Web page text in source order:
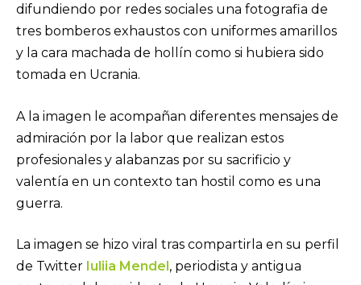
difundiendo por redes sociales una fotografia de
tres bomberos exhaustos con uniformes amarillos
y la cara machada de hollín como si hubiera sido
tomada en Ucrania.
A la imagen le acompañan diferentes mensajes de
admiración por la labor que realizan estos
profesionales y alabanzas por su sacrificio y
valentía en un contexto tan hostil como es una
guerra.
La imagen se hizo viral tras compartirla en su perfil
de Twitter Iuliia Mendel , periodista y antigua